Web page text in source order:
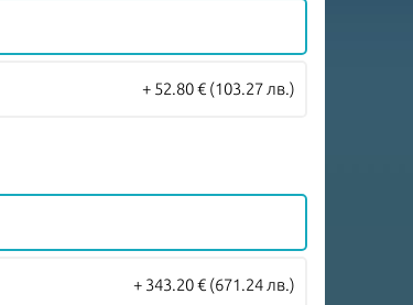
+ 52.80 € (103.27 лв.)
+ 343.20 € (671.24 лв.)